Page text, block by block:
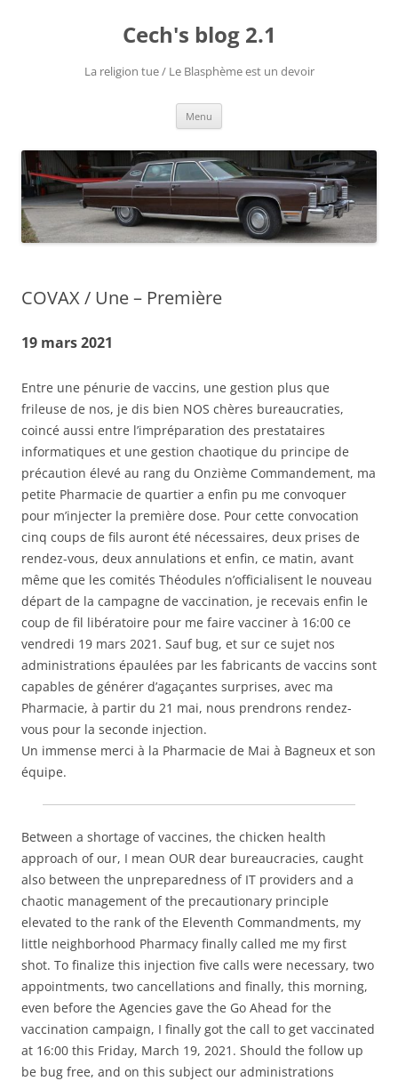
Cech's blog 2.1
La religion tue / Le Blasphème est un devoir
Menu
COVAX / Une – Première
19 mars 2021
Entre une pénurie de vaccins, une gestion plus que
frileuse de nos, je dis bien NOS chères bureaucraties,
coincé aussi entre l’impréparation des prestataires
informatiques et une gestion chaotique du principe de
précaution élevé au rang du Onzième Commandement, ma
petite Pharmacie de quartier a enfin pu me convoquer
pour m’injecter la première dose. Pour cette convocation
cinq coups de fils auront été nécessaires, deux prises de
rendez-vous, deux annulations et enfin, ce matin, avant
même que les comités Théodules n’officialisent le nouveau
départ de la campagne de vaccination, je recevais enfin le
coup de fil libératoire pour me faire vacciner à 16:00 ce
vendredi 19 mars 2021. Sauf bug, et sur ce sujet nos
administrations épaulées par les fabricants de vaccins sont
capables de générer d’agaçantes surprises, avec ma
Pharmacie, à partir du 21 mai, nous prendrons rendez-
vous pour la seconde injection.
Un immense merci à la Pharmacie de Mai à Bagneux et son
équipe.
Between a shortage of vaccines, the chicken health
approach of our, I mean OUR dear bureaucracies, caught
also between the unpreparedness of IT providers and a
chaotic management of the precautionary principle
elevated to the rank of the Eleventh Commandments, my
little neighborhood Pharmacy finally called me my first
shot. To finalize this injection five calls were necessary, two
appointments, two cancellations and finally, this morning,
even before the Agencies gave the Go Ahead for the
vaccination campaign, I finally got the call to get vaccinated
at 16:00 this Friday, March 19, 2021. Should the follow up
be bug free, and on this subject our administrations